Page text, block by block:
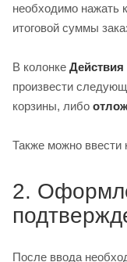
необходимо нажать
итоговой суммы
В колонке Действия
произвести
корзины, либо
Также можно ввести
2.
После ввода